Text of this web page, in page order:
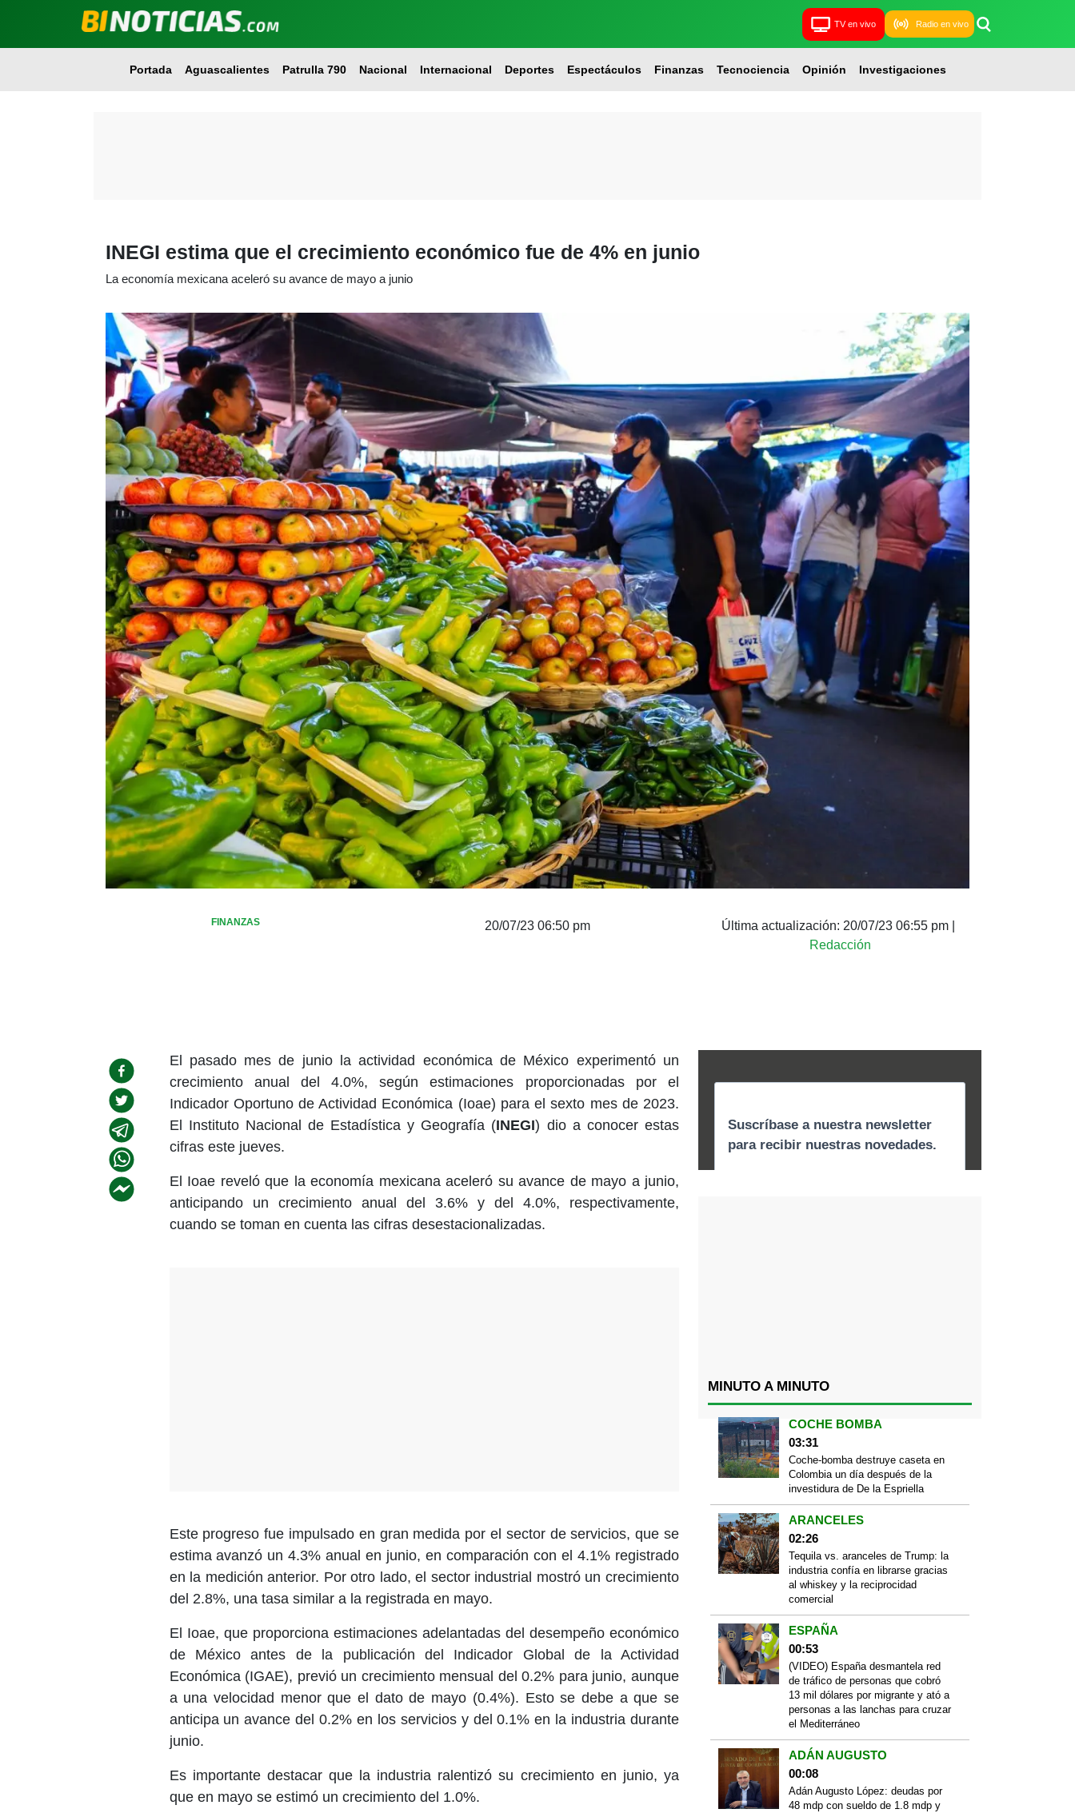
TV en vivo Radio en vivo
Portada Aguascalientes Patrulla 790 Nacional Internacional Deportes Espectáculos Finanzas Tecnociencia Opinión Investigaciones
INEGI estima que el crecimiento económico fue de 4% en junio
La economía mexicana aceleró su avance de mayo a junio
FINANZAS 20/07/23 06:50 pm Última actualización: 20/07/23 06:55 pm
Redacción
El pasado mes de junio la actividad económica de México experimentó un
crecimiento anual del 4.0%, según estimaciones proporcionadas por el
Indicador Oportuno de Actividad Económica (Ioae) para el sexto mes de 2023.
El Instituto Nacional de Estadística y Geografía (INEGI) dio a conocer estas
cifras este jueves.
El Ioae reveló que la economía mexicana aceleró su avance de mayo a junio,
anticipando un crecimiento anual del 3.6% y del 4.0%, respectivamente,
cuando se toman en cuenta las cifras desestacionalizadas.
Este progreso fue impulsado en gran medida por el sector de servicios, que se
estima avanzó un 4.3% anual en junio, en comparación con el 4.1% registrado
en la medición anterior. Por otro lado, el sector industrial mostró un crecimiento
del 2.8%, una tasa similar a la registrada en mayo.
El Ioae, que proporciona estimaciones adelantadas del desempeño económico
de México antes de la publicación del Indicador Global de la Actividad
Económica (IGAE), previó un crecimiento mensual del 0.2% para junio, aunque
a una velocidad menor que el dato de mayo (0.4%). Esto se debe a que se
anticipa un avance del 0.2% en los servicios y del 0.1% en la industria durante
junio.
Es importante destacar que la industria ralentizó su crecimiento en junio, ya
que en mayo se estimó un crecimiento del 1.0%.
MINUTO A MINUTO
COCHE BOMBA
03:31
Coche-bomba destruye caseta en
Colombia un día después de la
investidura de De la Espriella
ARANCELES
02:26
Tequila vs. aranceles de Trump: la
industria confía en librarse gracias
al whiskey y la reciprocidad
comercial
ESPAÑA
00:53
(VIDEO) España desmantela red
de tráfico de personas que cobró
13 mil dólares por migrante y ató a
personas a las lanchas para cruzar
el Mediterráneo
ADÁN AUGUSTO
00:08
Adán Augusto López: deudas por
48 mdp con sueldo de 1.8 mdp y